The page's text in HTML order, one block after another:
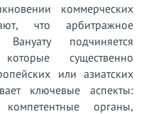
коммерческих
что арбитражное
подчиняется
существенно
или азиатских
ключевые аспекты:
органы,